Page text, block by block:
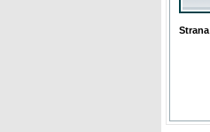
Strana